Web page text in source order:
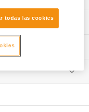
cuerda:
simples de 8,5 a
dobles de 7,1 a
simple de 8,5 a 11
3
todas las cookies